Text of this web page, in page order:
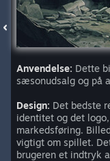
Anvendelse: Dette
sæsonudsalg og på
Design: Det bedste
identitet og det
markedsføring.
vigtigt om spillet.
brugeren et indtryk